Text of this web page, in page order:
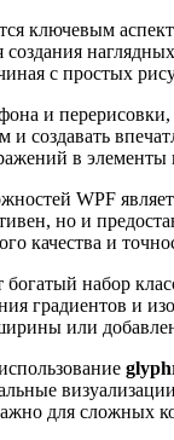
ключевым
с простых
и
и создавать
в элементы
WPF
но и
качества и
богатый набор
градиентов и
или
для сложных